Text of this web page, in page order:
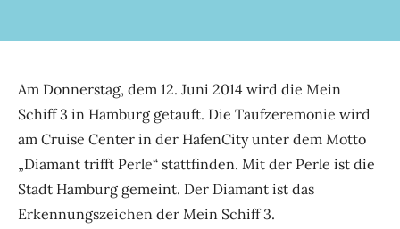
Am Donnerstag, dem 12. Juni 2014 wird die Mein
Schiff 3 in Hamburg getauft. Die Taufzeremonie wird
am Cruise Center in der HafenCity unter dem Motto
„Diamant trifft Perle“ stattfinden. Mit der Perle ist die
Stadt Hamburg gemeint. Der Diamant ist das
Erkennungszeichen der Mein Schiff 3.